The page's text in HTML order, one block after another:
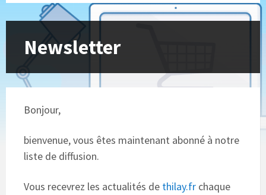
Newsletter
Bonjour,
bienvenue, vous êtes maintenant abonné à notre
liste de diffusion.
Vous recevrez les actualités de thilay.fr chaque